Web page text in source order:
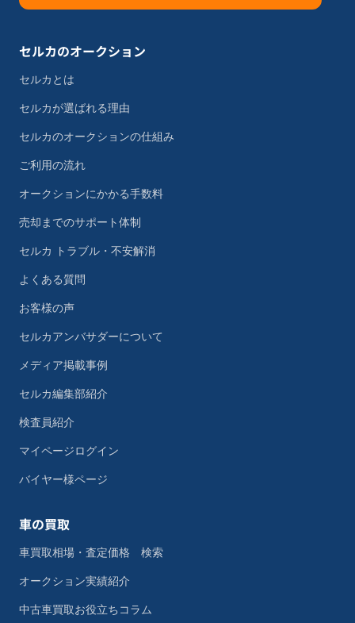
セルカのオークション
セルカとは
セルカが選ばれる理由
セルカのオークションの仕組み
ご利用の流れ
オークションにかかる手数料
売却までのサポート体制
セルカ トラブル・不安解消
よくある質問
お客様の声
セルカアンバサダーについて
メディア掲載事例
セルカ編集部紹介
検査員紹介
マイページログイン
バイヤー様ページ
車の買取
車買取相場・査定価格 検索
オークション実績紹介
中古車買取お役立ちコラム